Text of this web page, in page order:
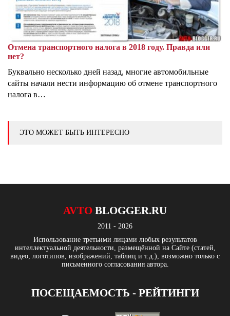
Отмена транспортного налога в 2018 году. Правда или
нет?
Буквально несколько дней назад, многие автомобильные
сайты начали нести информацию об отмене транспортного
налога в…
ЭТО МОЖЕТ БЫТЬ ИНТЕРЕСНО
AVTO BLOGGER.RU
2011 - 2026
Использование третьими лицами любых результатов
интеллектуальной деятельности, размещённой на Сайте (статей,
видео, логотипов, изображений, таблиц и т.д.), возможно только с
письменного согласования автора.
ПОСЕЩАЕМОСТЬ - РЕЙТИНГИ